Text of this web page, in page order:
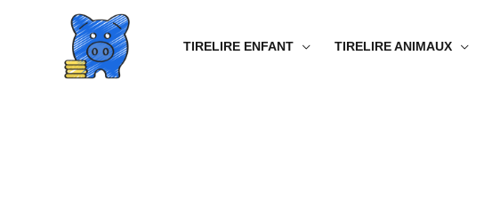
TIRELIRE ENFANT TIRELIRE ANIMAUX